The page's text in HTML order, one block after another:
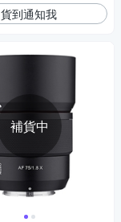
貨到通知我
補貨中